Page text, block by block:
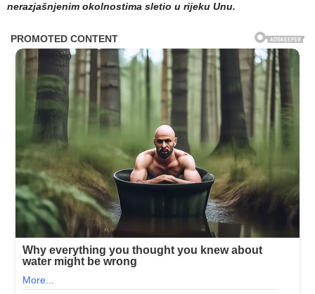
nerazjašnjenim okolnostima sletio u rijeku Unu.